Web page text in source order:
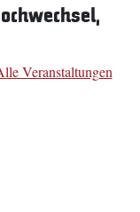
Veranstaltungen